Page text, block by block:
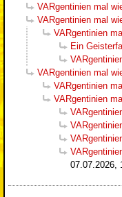
VARgentinien mal
VARgentinien mal
VARgentinien
Ein
VARgentinien mal
VARgentinien
VARgentinien
07.07.2026,